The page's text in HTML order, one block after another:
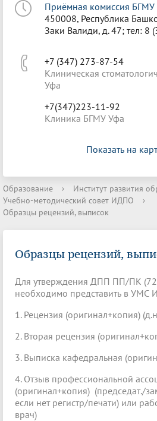
Приёмная комиссия БГМУ
450008, Республика
Заки Валиди, д. 47; тел: 8
+7 (347) 273-87-54
Клиническая
Уфа
+7(347)223-11-92
Клиника БГМУ Уфа
Показать на
Образование › Институт развития
Учебно-методический совет ИДПО
›
Образцы рецензий, выписок
Образцы рецензий,
Для утверждения ДПП ПП/ПК
необходимо представить в УМС
1. Рецензия (оригинал+копия)
2. Вторая рецензия
3. Выписка кафедральная
4. Отзыв профессиональной
(оригинал+копия) (председат./
если нет регистр/печати) или
врач)